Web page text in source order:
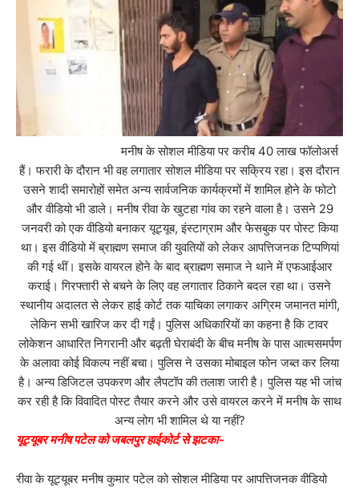
मनीष के सोशल मीडिया पर करीब 40 लाख फॉलोअर्स
हैं। फरारी के दौरान भी वह लगातार सोशल मीडिया पर सक्रिय रहा। इस दौरान
उसने शादी समारोहों समेत अन्य सार्वजनिक कार्यक्रमों में शामिल होने के फोटो
और वीडियो भी डाले। मनीष रीवा के खुटहा गांव का रहने वाला है। उसने 29
जनवरी को एक वीडियो बनाकर यूट्यूब, इंस्टाग्राम और फेसबुक पर पोस्ट किया
था। इस वीडियो में ब्राह्मण समाज की युवतियों को लेकर आपत्तिजनक टिप्पणियां
की गई थीं। इसके वायरल होने के बाद ब्राह्मण समाज ने थाने में एफआईआर
कराई। गिरफ्तारी से बचने के लिए वह लगातार ठिकाने बदल रहा था। उसने
स्थानीय अदालत से लेकर हाई कोर्ट तक याचिका लगाकर अग्रिम जमानत मांगी,
लेकिन सभी खारिज कर दी गईं। पुलिस अधिकारियों का कहना है कि टावर
लोकेशन आधारित निगरानी और बढ़ती घेराबंदी के बीच मनीष के पास आत्मसमर्पण
के अलावा कोई विकल्प नहीं बचा। पुलिस ने उसका मोबाइल फोन जब्त कर लिया
है। अन्य डिजिटल उपकरण और लैपटॉप की तलाश जारी है। पुलिस यह भी जांच
कर रही है कि विवादित पोस्ट तैयार करने और उसे वायरल करने में मनीष के साथ
अन्य लोग भी शामिल थे या नहीं?
यूट्यूबर मनीष पटेल को जबलपुर हाईकोर्ट से झटका-
रीवा के यूट्यूबर मनीष कुमार पटेल को सोशल मीडिया पर आपत्तिजनक वीडियो